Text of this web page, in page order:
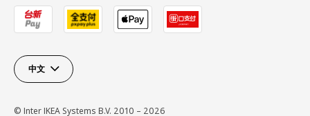
中文
© Inter IKEA Systems B.V. 2010 – 2026